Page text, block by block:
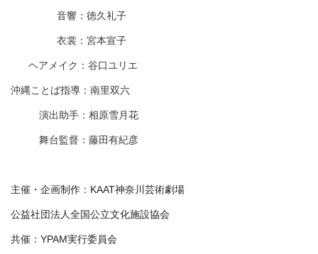
音響：徳久礼子
衣裳：宮本宣子
ヘアメイク：谷口ユリエ
沖縄ことば指導：南里双六
演出助手：相原雪月花
舞台監督：藤田有紀彦
主催・企画制作：KAAT神奈川芸術劇場
公益社団法人全国公立文化施設協会
共催：YPAM実行委員会